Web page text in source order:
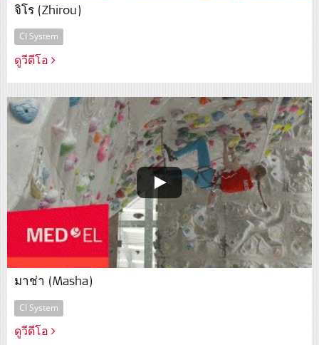
จิโร (Zhirou)
CI System
ดูวีดีโอ
มาช่า (Masha)
CI System
ดูวีดีโอ